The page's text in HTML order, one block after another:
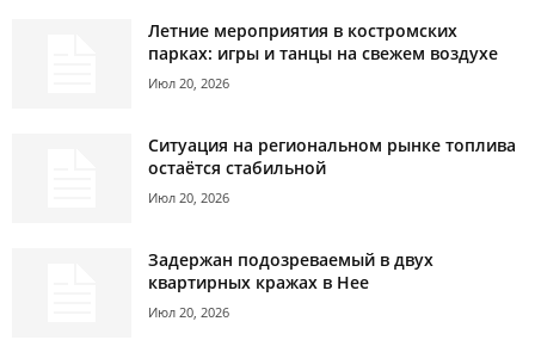
Летние мероприятия в костромских
парках: игры и танцы на свежем воздухе
Июл 20, 2026
Ситуация на региональном рынке топлива
остаётся стабильной
Июл 20, 2026
Задержан подозреваемый в двух
квартирных кражах в Нее
Июл 20, 2026